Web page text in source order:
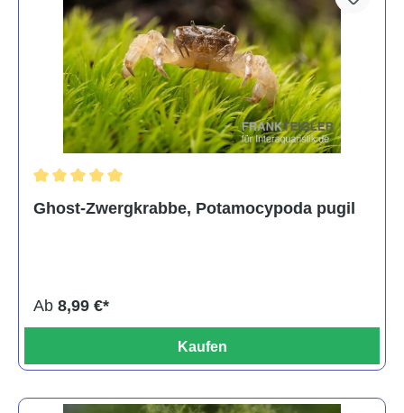
Ghost-Zwergkrabbe, Potamocypoda pugil
Ab 8,99 €*
Kaufen